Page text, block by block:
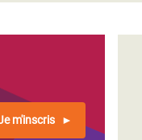
m'inscris